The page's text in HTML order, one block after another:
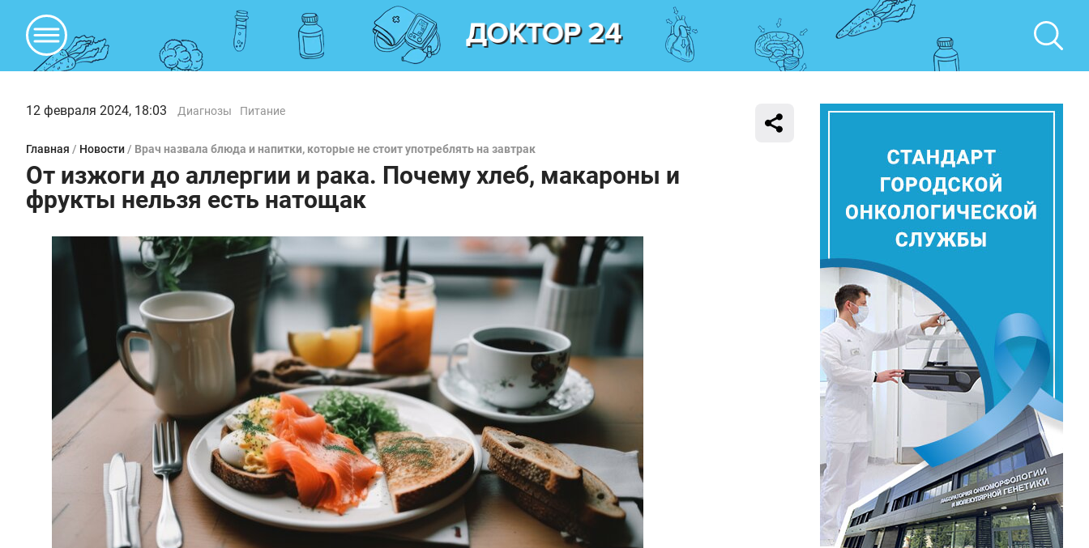
12 февраля 2024, 18:03 Диагнозы Питание
Главная / Новости / Врач назвала блюда и напитки, которые не стоит употреблять на завтрак
От изжоги до аллергии и рака. Почему хлеб, макароны и
фрукты нельзя есть натощак